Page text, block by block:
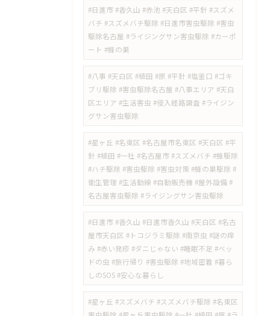
#日進市 #香久山 #赤池 #天白区 #平針 #スズメ
バチ #スズメバチ駆除 #日進市害虫駆除 #害虫
駆除名古屋 #ライジングサン害虫駆除 #カーポ
ート #蜂の巣
#八事 #天白区 #植田 #原 #平針 #塩釜口 #ゴキ
ブリ駆除 #害虫駆除名古屋 #八事エリア #天白
区エリア #生活害虫 #侵入経路調査 #ライジン
グサン害虫駆除
#星ヶ丘 #名東区 #名古屋市名東区 #天白区 #平
針 #植田 #一社 #名古屋市 #スズメバチ #蜂駆除
#ハチ駆除 #害虫駆除 #害虫対策 #蜂の巣駆除 #
衛生管理 #生活動線 #自動販売機 #屋外設備 #
名古屋害虫駆除 #ライジングサン害虫駆除
​#日進市 #香久山 #日進市香久山 #天白区 #名古
屋市天白区 #トコジラミ駆除 #南京虫 #謎の痒
み #赤い発疹 #ダニじゃない #睡眠不足 #ベッ
ドの虫 #旅行帰り #害虫駆除 #地域密着 #暮ら
しのSOS #安心な暮らし
#星ヶ丘 #スズメバチ #スズメバチ駆除 #名東区